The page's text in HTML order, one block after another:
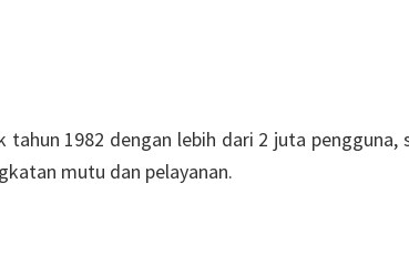
1982 dengan lebih dari 2 juta
mutu dan pelayanan.